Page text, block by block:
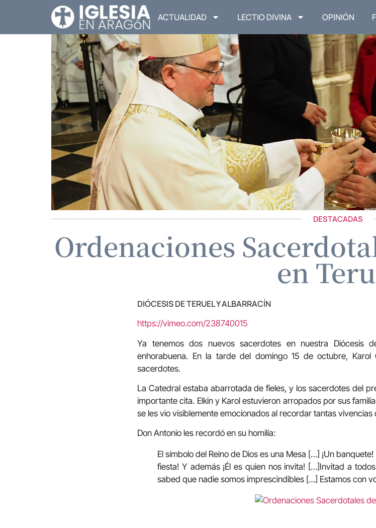
ACTUALIDAD LECTIO DIVINA OPINIÓN
DESTACADAS
Ordenaciones
en
DIÓCESIS DE TERUEL Y ALBARRACÍN
https://vimeo.com/238740015
Ya tenemos dos nuevos sacerdotes en nuestra Diócesis
enhorabuena. En la tarde del domingo 15 de octubre,
sacerdotes.
La Catedral estaba abarrotada de fieles, y los sacerdotes del
importante cita. Elkin y Karol estuvieron arropados por sus
se les vio visiblemente emocionados al recordar tantas
Don Antonio les recordó en su homilía:
El símbolo del Reino de Dios es una Mesa […] ¡Un
fiesta! Y además ¡Él es quien nos invita! […]Invitad a
sabed que nadie somos imprescindibles […] Estamos con